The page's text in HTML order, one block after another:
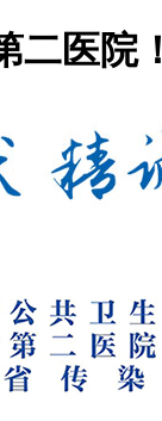
二医院！